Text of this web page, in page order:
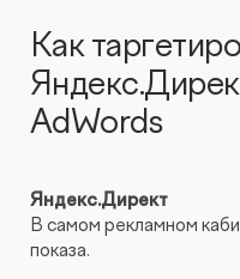
Как
AdWords
Яндекс.Директ
В самом рекламном
показа.